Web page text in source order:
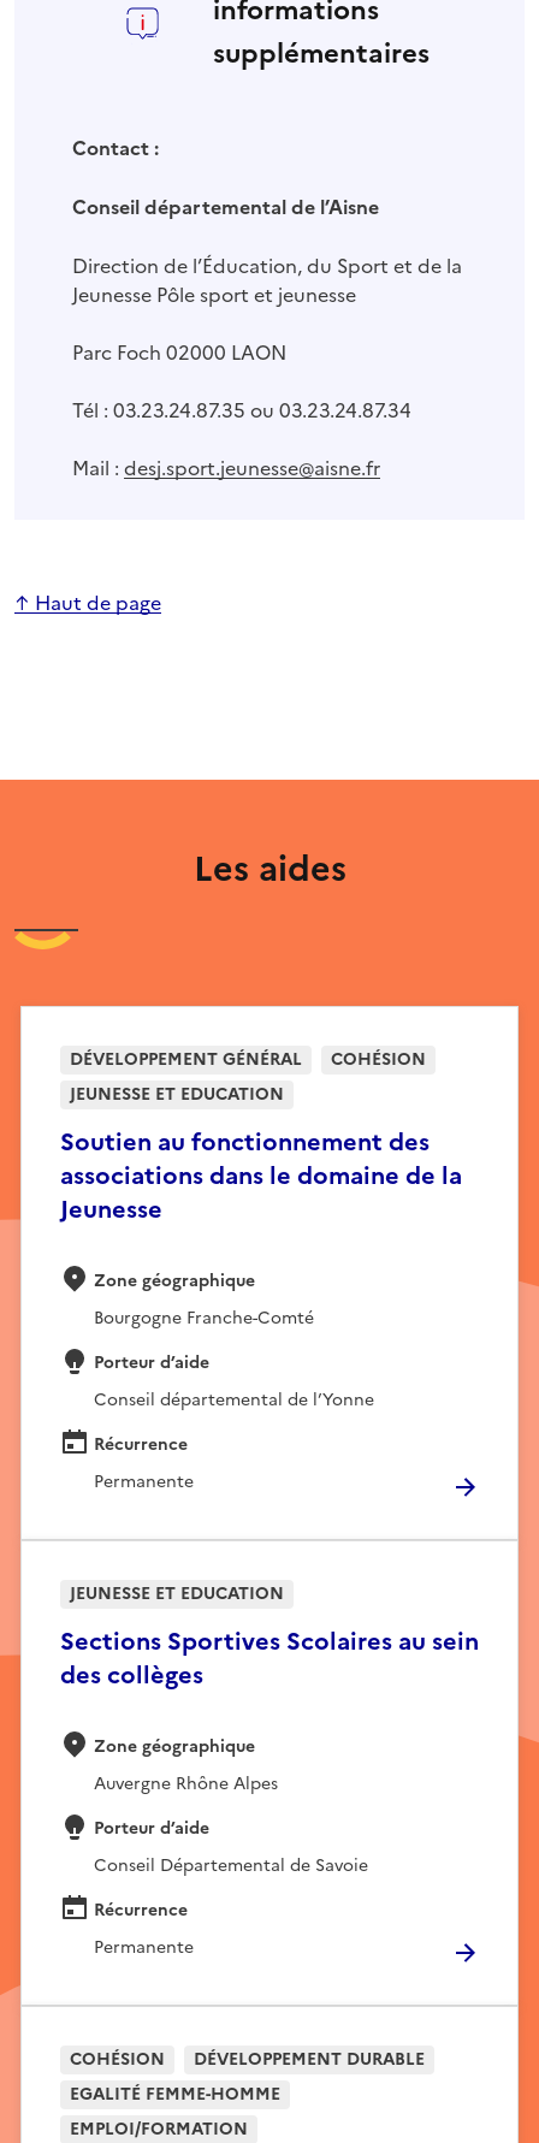
informations
supplémentaires
Contact :
Conseil départemental de l’Aisne
Direction de l’Éducation, du Sport et de la
Jeunesse Pôle sport et jeunesse
Parc Foch 02000 LAON
Tél : 03.23.24.87.35 ou 03.23.24.87.34
Mail : desj.sport.jeunesse@aisne.fr
↑ Haut de page
Les aides
Soutien au fonctionnement des
associations dans le domaine de la
Jeunesse
DÉVELOPPEMENT GÉNÉRAL
COHÉSION
JEUNESSE ET EDUCATION
Zone géographique
Bourgogne Franche-Comté
Porteur d’aide
Conseil départemental de l’Yonne
Récurrence
Permanente
Sections Sportives Scolaires au sein
des collèges
JEUNESSE ET EDUCATION
Zone géographique
Auvergne Rhône Alpes
Porteur d’aide
Conseil Départemental de Savoie
Récurrence
Permanente
COHÉSION
DÉVELOPPEMENT DURABLE
EGALITÉ FEMME-HOMME
EMPLOI/FORMATION